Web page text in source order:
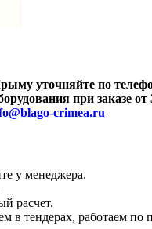
уточняйте по
при заказе от
crimea.ru
у менеджера.
расчет.
в тендерах, работаем по